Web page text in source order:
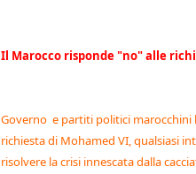
Il Marocco risponde "no" alle
Governo e partiti politici marocchini
richiesta di Mohamed VI, qualsiasi
risolvere la crisi innescata dalla